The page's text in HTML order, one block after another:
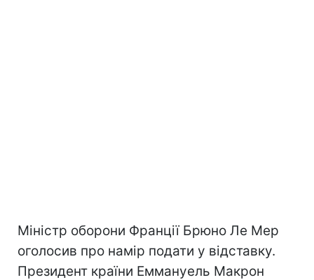
Міністр оборони Франції Брюно Ле Мер
оголосив про намір подати у відставку.
Президент країни Еммануель Макрон